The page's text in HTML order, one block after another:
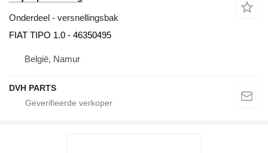
Onderdeel - versnellingsbak
FIAT TIPO 1.0 - 46350495
België, Namur
DVH PARTS